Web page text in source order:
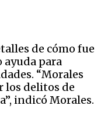
de cómo fue
ayuda para
“Morales
los delitos de
indicó Morales.